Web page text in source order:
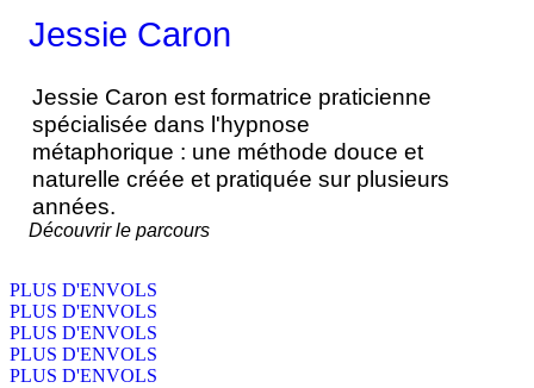
Jessie Caron
Jessie Caron est formatrice praticienne
spécialisée dans l'hypnose
métaphorique : une méthode douce et
naturelle créée et pratiquée sur plusieurs
années.
Découvrir le parcours
PLUS D'ENVOLS
PLUS D'ENVOLS
PLUS D'ENVOLS
PLUS D'ENVOLS
PLUS D'ENVOLS